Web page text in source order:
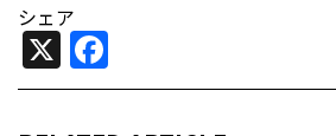
シェア
X